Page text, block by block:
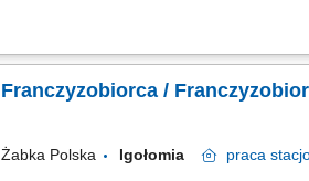
Główne zadania: Prowadzenie własnej
Franczyzobiorca /
Żabka Polska Igołomia praca